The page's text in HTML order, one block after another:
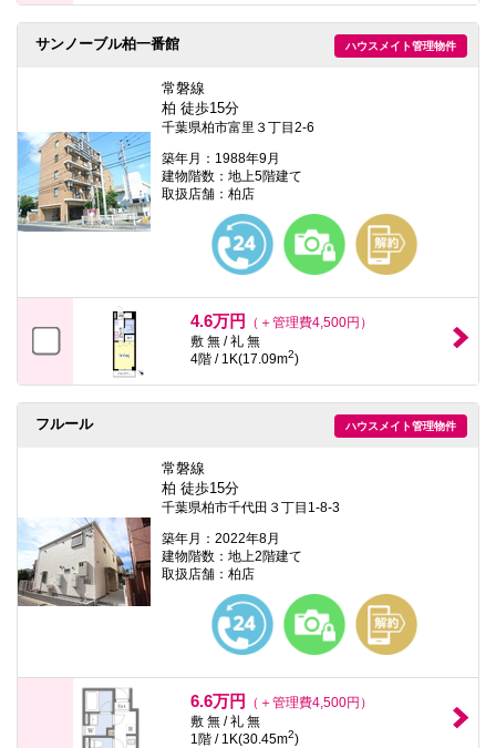
ハウスメイト管理物件
サンノーブル柏一番館
常磐線
柏 徒歩15分
千葉県柏市富里３丁目2-6
築年月：1988年9月
建物階数：地上5階建て
取扱店舗：柏店
4.6万円
（＋管理費4,500円）
敷 無 / 礼 無
4階 / 1K(17.09m2)
ハウスメイト管理物件
フルール
常磐線
柏 徒歩15分
千葉県柏市千代田３丁目1-8-3
築年月：2022年8月
建物階数：地上2階建て
取扱店舗：柏店
6.6万円
（＋管理費4,500円）
敷 無 / 礼 無
1階 / 1K(30.45m2)